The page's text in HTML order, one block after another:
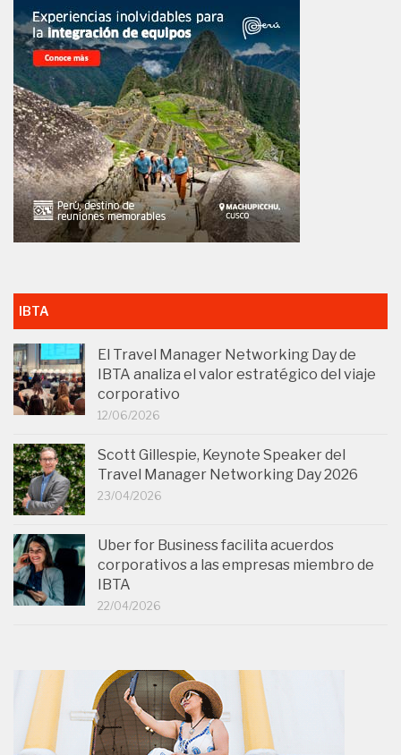
IBTA
El Travel Manager Networking Day de
IBTA analiza el valor estratégico del viaje
corporativo
12/06/2026
Scott Gillespie, Keynote Speaker del
Travel Manager Networking Day 2026
23/04/2026
Uber for Business facilita acuerdos
corporativos a las empresas miembro de
IBTA
22/04/2026